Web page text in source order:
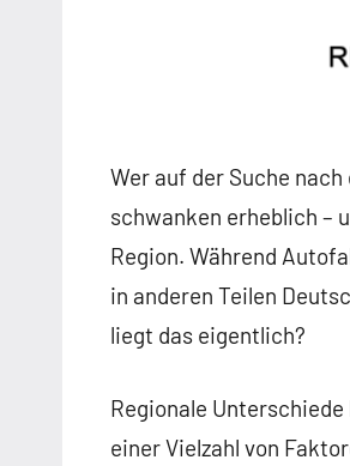
Wer auf der Suche
schwanken erheblich –
Region. Während
in anderen Teilen
liegt das eigentlich?
Regionale
einer Vielzahl von